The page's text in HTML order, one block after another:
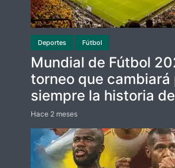
Deportes Fútbol
Mundial de Fútbol
torneo que cambiará
siempre la historia
Hace 2 meses